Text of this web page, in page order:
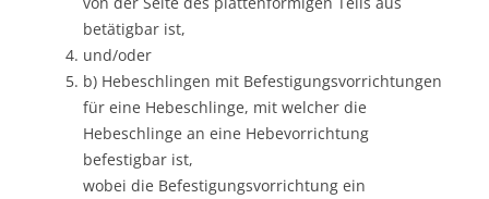
betätigbar ist,
und/oder
b) Hebeschlingen mit Befestigungsvorrichtungen
für eine Hebeschlinge, mit welcher die
Hebeschlinge an eine Hebevorrichtung
befestigbar ist,
wobei die Befestigungsvorrichtung ein